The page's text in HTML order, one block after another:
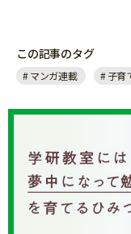
この記事のタグ
マンガ連載 子育